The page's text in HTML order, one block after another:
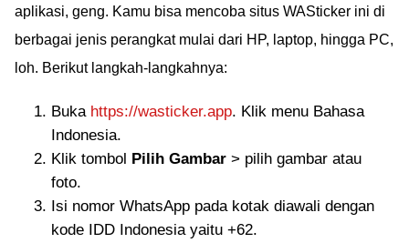
aplikasi, geng. Kamu bisa mencoba situs WASticker ini di
berbagai jenis perangkat mulai dari HP, laptop, hingga PC,
loh. Berikut langkah-langkahnya:
Buka https://wasticker.app. Klik menu Bahasa
Indonesia.
Klik tombol
Pilih Gambar > pilih gambar atau
foto.
Isi nomor WhatsApp pada kotak diawali dengan
kode IDD Indonesia yaitu +62.